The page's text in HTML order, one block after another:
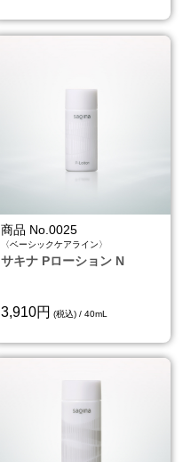
商品 No.0025
〈ベーシックケアライン〉
サキナ Pローション N
3,910円 (税込) / 40mL